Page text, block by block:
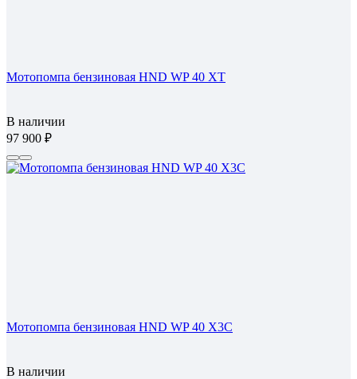
Мотопомпа бензиновая HND WP 40 XT
В наличии
97 900
Мотопомпа бензиновая HND WP 40 X3C
В наличии